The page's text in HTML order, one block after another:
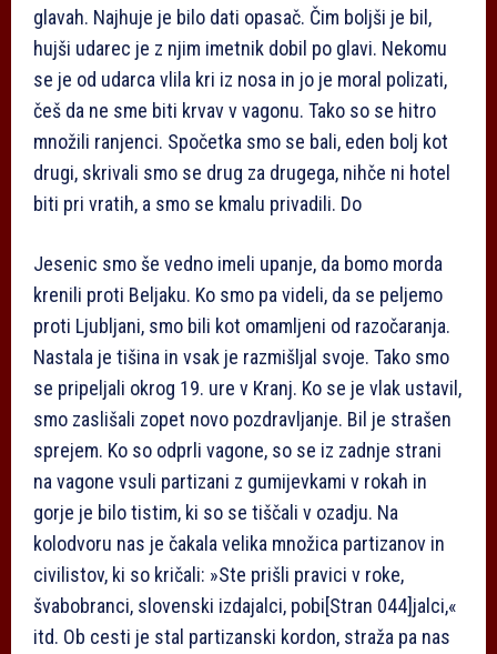
glavah. Najhuje je bilo dati opasač. Čim boljši je bil,
hujši udarec je z njim imetnik dobil po glavi. Nekomu
se je od udarca vlila kri iz nosa in jo je moral polizati,
češ da ne sme biti krvav v vagonu. Tako so se hitro
množili ranjenci. Spočetka smo se bali, eden bolj kot
drugi, skrivali smo se drug za drugega, nihče ni hotel
biti pri vratih, a smo se kmalu privadili. Do
Jesenic smo še vedno imeli upanje, da bomo morda
krenili proti Beljaku. Ko smo pa videli, da se peljemo
proti Ljubljani, smo bili kot omamljeni od razočaranja.
Nastala je tišina in vsak je razmišljal svoje. Tako smo
se pripeljali okrog 19. ure v Kranj. Ko se je vlak ustavil,
smo zaslišali zopet novo pozdravljanje. Bil je strašen
sprejem. Ko so odprli vagone, so se iz zadnje strani
na vagone vsuli partizani z gumijevkami v rokah in
gorje je bilo tistim, ki so se tiščali v ozadju. Na
kolodvoru nas je čakala velika množica partizanov in
civilistov, ki so kričali: »Ste prišli pravici v roke,
švabobranci, slovenski izdajalci, pobi[Stran 044]jalci,«
itd. Ob cesti je stal partizanski kordon, straža pa nas